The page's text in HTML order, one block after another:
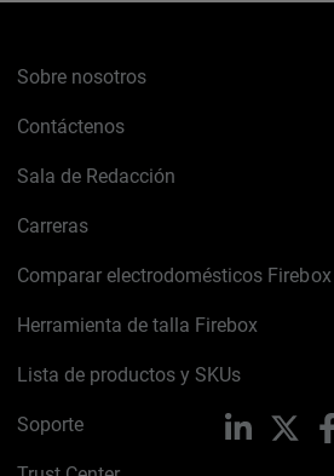
Sobre nosotros
Contáctenos
Sala de Redacción
Carreras
Comparar electrodomésticos Firebox
Herramienta de talla Firebox
Lista de productos y SKUs
Soporte LinkedIn